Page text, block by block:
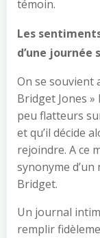
témoin.
Les
d’une
On se souvient
Bridget Jones
peu flatteurs
et qu’il décide
rejoindre. A ce
synonyme
Bridget.
Un journal
remplir